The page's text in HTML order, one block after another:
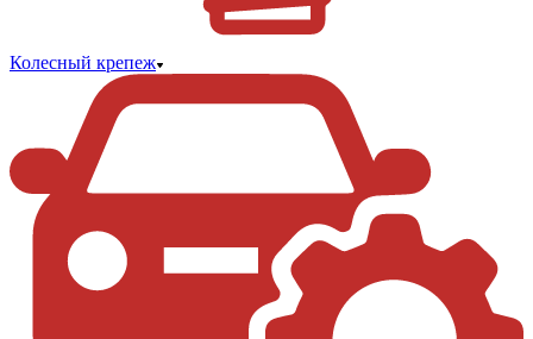
Колесный крепеж